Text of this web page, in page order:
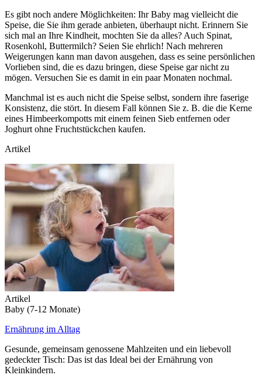
Es gibt noch andere Möglichkeiten: Ihr Baby mag vielleicht die
Speise, die Sie ihm gerade anbieten, überhaupt nicht. Erinnern Sie
sich mal an Ihre Kindheit, mochten Sie da alles? Auch Spinat,
Rosenkohl, Buttermilch? Seien Sie ehrlich! Nach mehreren
Weigerungen kann man davon ausgehen, dass es seine persönlichen
Vorlieben sind, die es dazu bringen, diese Speise gar nicht zu
mögen. Versuchen Sie es damit in ein paar Monaten nochmal.
Manchmal ist es auch nicht die Speise selbst, sondern ihre faserige
Konsistenz, die stört. In diesem Fall können Sie z. B. die die Kerne
eines Himbeerkompotts mit einem feinen Sieb entfernen oder
Joghurt ohne Fruchtstückchen kaufen.
Artikel
Artikel
Baby (7-12 Monate)
Ernährung im Alltag
Gesunde, gemeinsam genossene Mahlzeiten und ein liebevoll
gedeckter Tisch: Das ist das Ideal bei der Ernährung von
Kleinkindern.